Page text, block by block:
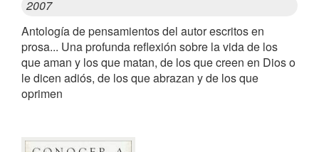
2007
Antología de pensamientos del autor escritos en
prosa... Una profunda reflexión sobre la vida de los
que aman y los que matan, de los que creen en Dios o
le dicen adiós, de los que abrazan y de los que
oprimen